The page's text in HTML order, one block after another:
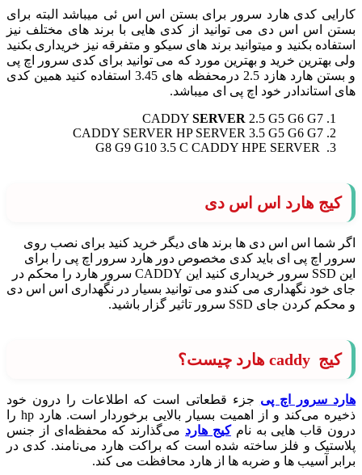
کارایی کدی هارد سرور برای بستن اس اس ئی میباشد البته برای
بستن اس اس دی می توانید از کدی هایی با برند های مختلف نیز
استفاده بکنید و میتوانید برند های سیکو و متفرقه نیز خریداری بکنید
ولی بهترین خرید و بهترین مورد که می توانید برای کدی سرور اچ پی
و بستن هارد هازد 2.5 درمحفظه های 3.45 استفاده کنید همین کدی
های استاندادر خود اچ پی ای میباشد.
CADDY SERVER 2.5 G5 G6 G7
CADDY SERVER HP SERVER 3.5 G5 G6 G7
کیج هارد اس اس دی
اگر شما اس اس دی ها برند های دیگر خرید کنید برای نصب روی
سرور اچ پی ای باید کدی مخصوص دور هارد سرور اچ پی را برای
این SSD سرور خریداری کنید این CADDY سرور هارد را محکم در
جای خود نگهداری می کندو می توانید بسیار در نگهداری اس اس دی
و محکم کردن جای SSD سرور تاثیر گزار باشید.
کیج caddy هارد چیست؟
هارد سرور اچ پی جزء قطعاتی است که اطلاعات را درون خود
ذخیره می‌کند و از اهمیت بسیار بالایی برخوردار است. هارد hp را
درون قاب هایی به نامکیج هارد می‌گذارند که محفظه‌ای از جنس
پلاستیک و فلز ساخته شده است که براکت هارد می‌نامند. کدی در
برابر آسیب ها و ضربه ها از هارد محافظت می کند.